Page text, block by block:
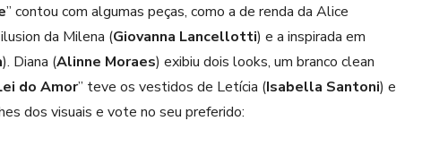
” contou com algumas peças, como a de renda da Alice
da Milena (Giovanna Lancellotti) e a inspirada em
). Diana (Alinne Moraes) exibiu dois looks, um branco clean
do Amor” teve os vestidos de Letícia (Isabella Santoni) e
dos visuais e vote no seu preferido: